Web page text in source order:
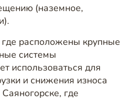
(наземное,
расположены крупные
системы
использоваться для
и снижения износа
где